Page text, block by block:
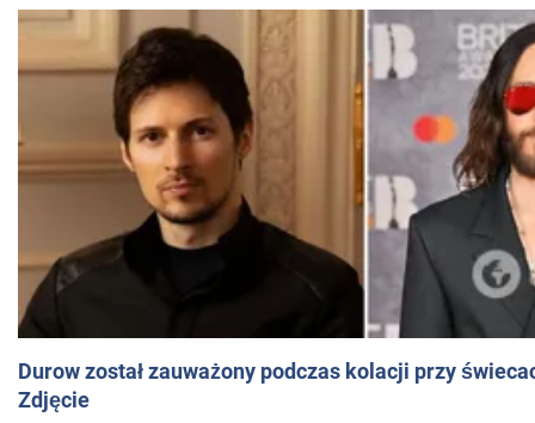
Durow został zauważony podczas kolacji przy
Zdjęcie